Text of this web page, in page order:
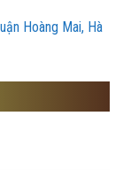
Hoàng Mai, Hà